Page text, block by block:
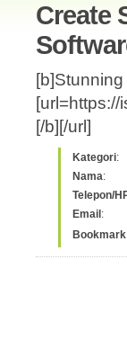
Create
[/b][/url]
Kategori:
Nama:
Telepon/
Email :